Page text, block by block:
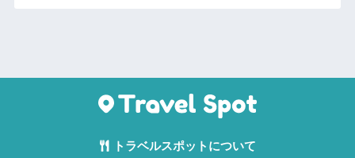
トラベルスポットについて